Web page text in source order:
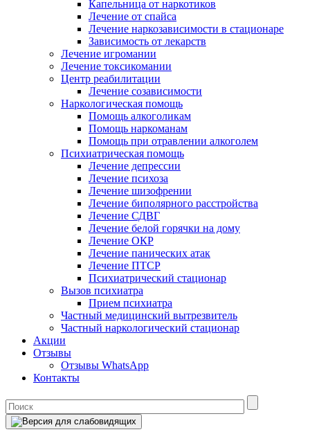
Капельница от наркотиков
Лечение от спайса
Лечение наркозависимости в стационаре
Зависимость от лекарств
Лечение игромании
Лечение токсикомании
Центр реабилитации
Лечение созависимости
Наркологическая помощь
Помощь алкоголикам
Помощь наркоманам
Помощь при отравлении алкоголем
Психиатрическая помощь
Лечение депрессии
Лечение психоза
Лечение шизофрении
Лечение биполярного расстройства
Лечение СДВГ
Лечение белой горячки на дому
Лечение ОКР
Лечение панических атак
Лечение ПТСР
Психиатрический стационар
Вызов психиатра
Прием психиатра
Частный медицинский вытрезвитель
Частный наркологический стационар
Акции
Отзывы
Отзывы WhatsApp
Контакты